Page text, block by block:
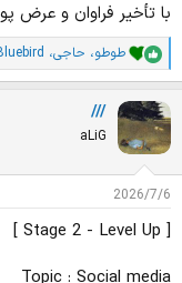
با تأخیر فراوان و
ا
م
ت
ی
ا
ز
ت
:
طوطو، حاجی،
///
aLiG
2026/7/6
[ Stage 2 - Level Up ]